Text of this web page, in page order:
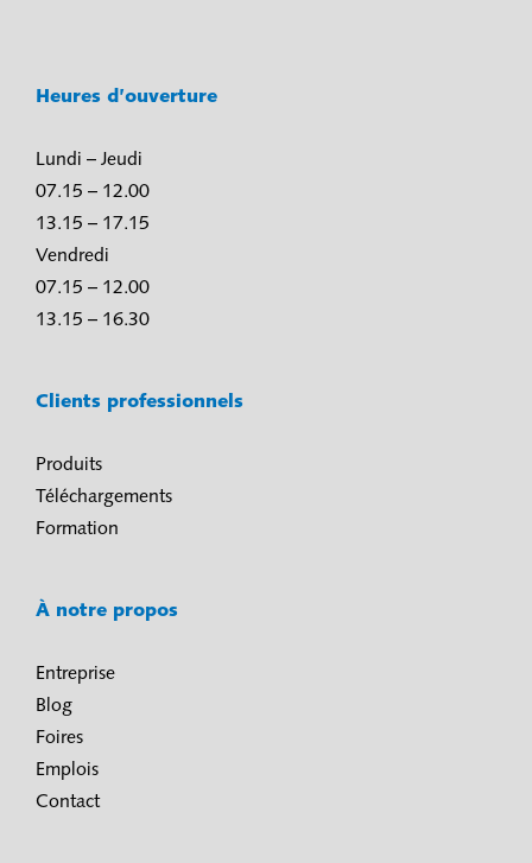
Heures d’ouverture
Lundi – Jeudi
07.15 – 12.00
13.15 – 17.15
Vendredi
07.15 – 12.00
13.15 – 16.30
Clients professionnels
Produits
Téléchargements
Formation
À notre propos
Entreprise
Blog
Foires
Emplois
Contact